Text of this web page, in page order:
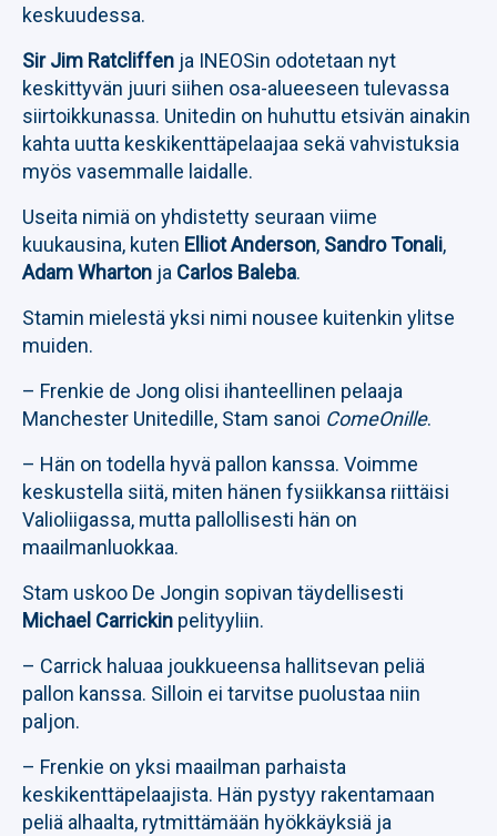
keskuudessa.
Sir Jim Ratcliffen ja INEOSin odotetaan nyt
keskittyvän juuri siihen osa-alueeseen tulevassa
siirtoikkunassa. Unitedin on huhuttu etsivän ainakin
kahta uutta keskikenttäpelaajaa sekä vahvistuksia
myös vasemmalle laidalle.
Useita nimiä on yhdistetty seuraan viime
kuukausina, kuten Elliot Anderson, Sandro Tonali,
Adam Wharton ja Carlos Baleba.
Stamin mielestä yksi nimi nousee kuitenkin ylitse
muiden.
– Frenkie de Jong olisi ihanteellinen pelaaja
Manchester Unitedille, Stam sanoi ComeOnille.
– Hän on todella hyvä pallon kanssa. Voimme
keskustella siitä, miten hänen fysiikkansa riittäisi
Valioliigassa, mutta pallollisesti hän on
maailmanluokkaa.
Stam uskoo De Jongin sopivan täydellisesti
Michael Carrickin pelityyliin.
– Carrick haluaa joukkueensa hallitsevan peliä
pallon kanssa. Silloin ei tarvitse puolustaa niin
paljon.
– Frenkie on yksi maailman parhaista
keskikenttäpelaajista. Hän pystyy rakentamaan
peliä alhaalta, rytmittämään hyökkäyksiä ja